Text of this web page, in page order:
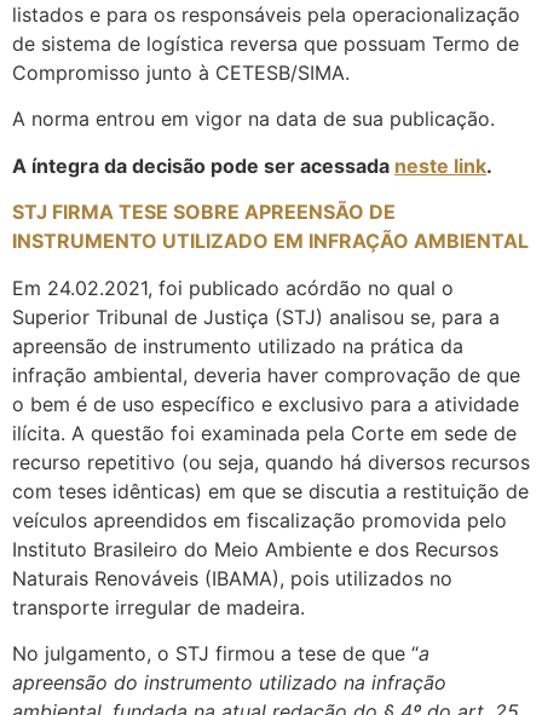
listados e para os responsáveis pela operacionalização
de sistema de logística reversa que possuam Termo de
Compromisso junto à CETESB/SIMA.
A norma entrou em vigor na data de sua publicação.
A íntegra da decisão pode ser acessada neste link.
STJ FIRMA TESE SOBRE APREENSÃO DE
INSTRUMENTO UTILIZADO EM INFRAÇÃO AMBIENTAL
Em 24.02.2021, foi publicado acórdão no qual o
Superior Tribunal de Justiça (STJ) analisou se, para a
apreensão de instrumento utilizado na prática da
infração ambiental, deveria haver comprovação de que
o bem é de uso específico e exclusivo para a atividade
ilícita. A questão foi examinada pela Corte em sede de
recurso repetitivo (ou seja, quando há diversos recursos
com teses idênticas) em que se discutia a restituição de
veículos apreendidos em fiscalização promovida pelo
Instituto Brasileiro do Meio Ambiente e dos Recursos
Naturais Renováveis (IBAMA), pois utilizados no
transporte irregular de madeira.
No julgamento, o STJ firmou a tese de que “a
apreensão do instrumento utilizado na infração